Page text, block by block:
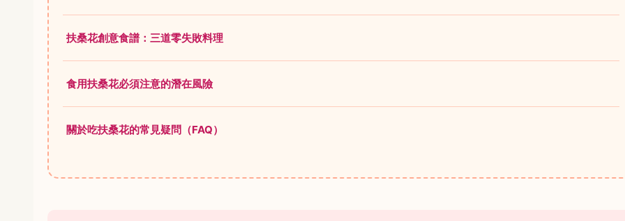
扶桑花創意食譜：三道零失敗料理
食用扶桑花必須注意的潛在風險
關於吃扶桑花的常見疑問（FAQ）